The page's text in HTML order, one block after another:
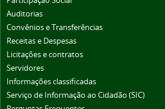
Auditorias
Convênios e Transferências
Receitas e Despesas
Licitações e contratos
Servidores
Informações classificadas
Serviço de Informação ao Cidadão (SIC)